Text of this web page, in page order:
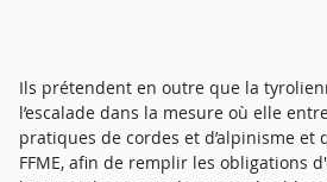
Ils prétendent en outre que la
l’escalade dans la mesure où elle
pratiques de cordes et d’alpinisme et
FFME, afin de remplir les obligations